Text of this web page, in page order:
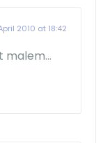
2010 at 18:42
malem...